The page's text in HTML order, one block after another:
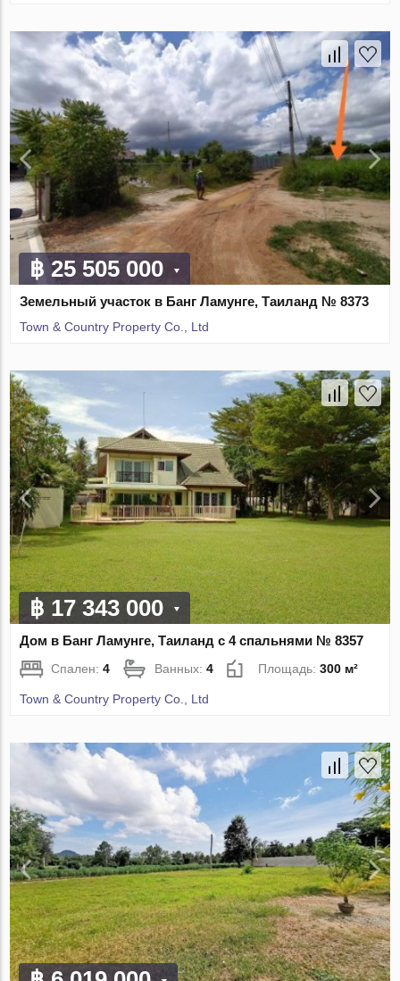
฿ 25 505 000
Земельный участок в Банг Ламунге, Таиланд № 8373
Town & Country Property Co., Ltd
฿ 17 343 000
Дом в Банг Ламунге, Таиланд с 4 спальнями № 8357
Спален:4 Ванных:4 Площадь:300 м²
Town & Country Property Co., Ltd